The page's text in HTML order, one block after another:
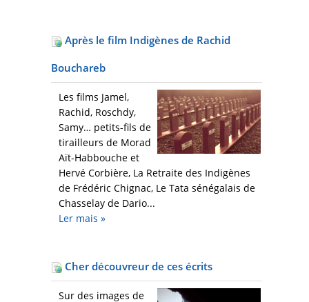
Après le film Indigènes de Rachid
Bouchareb
Les films Jamel,
Rachid, Roschdy,
Samy… petits-fils de
tirailleurs de Morad
Aït-Habbouche et
Hervé Corbière, La Retraite des Indigènes
de Frédéric Chignac, Le Tata sénégalais de
Chasselay de Dario...
Ler mais »
Cher découvreur de ces écrits
Sur des images de